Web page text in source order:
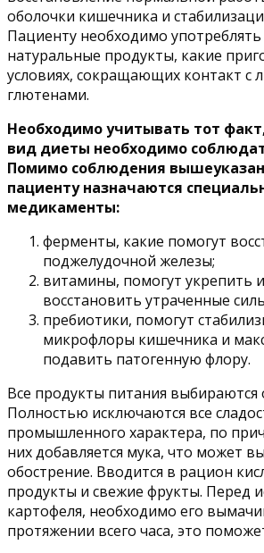
оболочки кишечника и
Пациенту необходимо
натуральные продукты, какие
условиях, сокращающих контакт с
глютенами.
Необходимо учитывать тот
вид диеты необходимо
Помимо соблюдения
пациенту назначаются
медикаменты:
ферменты, какие помогут
поджелудочной железы;
витамины, помогут укрепить
восстановить утраченные
пребиотики, помогут
микрофлоры кишечника и
подавить патогенную флору.
Все продукты питания выбираются
Полностью исключаются все
промышленного характера, по
них добавляется мука, что может
обострение. Вводится в рацион
продукты и свежие фрукты. Перед
картофеля, необходимо его
протяжении всего часа, это